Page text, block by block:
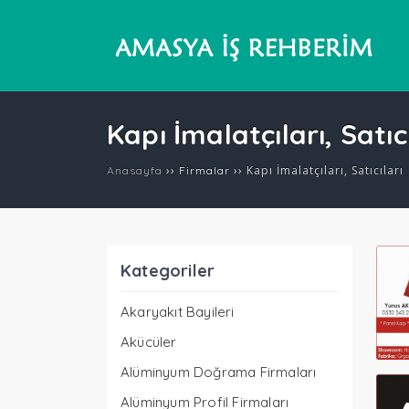
Kapı İmalatçıları,
Anasayfa ›› Firmalar ›› Kapı İmalatçıları, Satıcıları
Kategoriler
Akaryakıt Bayileri
Akücüler
Alüminyum Doğrama Firmaları
Alüminyum Profil Firmaları